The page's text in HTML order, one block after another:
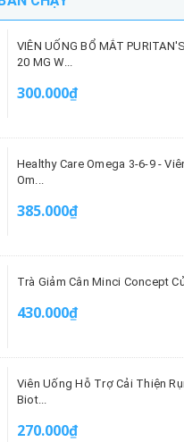
VIÊN UỐNG BỔ MẮT
20 MG W...
300.000₫
Healthy Care Omega 3-6-9 -
Om...
385.000₫
Trà Giảm Cân Minci Concept
430.000₫
Viên Uống Hỗ Trợ Cải Thiện
Biot...
270.000₫